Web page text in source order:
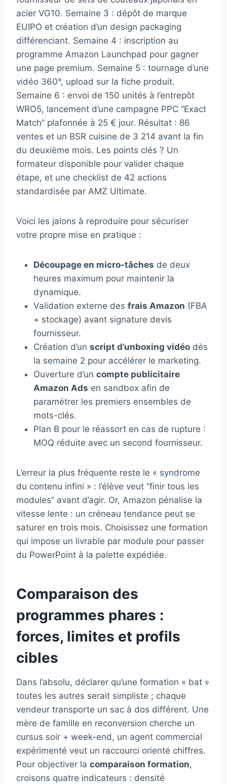
acier VG10. Semaine 3 : dépôt de marque
EUIPO et création d’un design packaging
différenciant. Semaine 4 : inscription au
programme Amazon Launchpad pour gagner
une page premium. Semaine 5 : tournage d’une
vidéo 360°, upload sur la fiche produit.
Semaine 6 : envoi de 150 unités à l’entrepôt
WRO5, lancement d’une campagne PPC “Exact
Match” plafonnée à 25 € jour. Résultat : 86
ventes et un BSR cuisine de 3 214 avant la fin
du deuxième mois. Les points clés ? Un
formateur disponible pour valider chaque
étape, et une checklist de 42 actions
standardisée par AMZ Ultimate.
Voici les jalons à reproduire pour sécuriser
votre propre mise en pratique :
Découpage en micro-tâches de deux
heures maximum pour maintenir la
dynamique.
Validation externe des frais Amazon (FBA
+ stockage) avant signature devis
fournisseur.
Création d’un script d’unboxing vidéo dès
la semaine 2 pour accélérer le marketing.
Ouverture d’un compte publicitaire
Amazon Ads en sandbox afin de
paramétrer les premiers ensembles de
mots-clés.
Plan B pour le réassort en cas de rupture :
MOQ réduite avec un second fournisseur.
L’erreur la plus fréquente reste le « syndrome
du contenu infini » : l’élève veut “finir tous les
modules” avant d’agir. Or, Amazon pénalise la
vitesse lente : un créneau tendance peut se
saturer en trois mois. Choisissez une formation
qui impose un livrable par module pour passer
du PowerPoint à la palette expédiée.
Comparaison des
programmes phares :
forces, limites et profils
cibles
Dans l’absolu, déclarer qu’une formation « bat »
toutes les autres serait simpliste ; chaque
vendeur transporte un sac à dos différent. Une
mère de famille en reconversion cherche un
cursus soir + week-end, un agent commercial
expérimenté veut un raccourci orienté chiffres.
Pour objectiver la comparaison formation,
croisons quatre indicateurs : densité